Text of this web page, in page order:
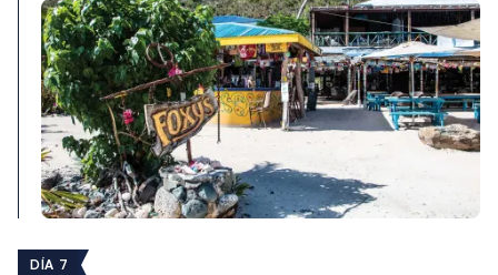
DÍA 7